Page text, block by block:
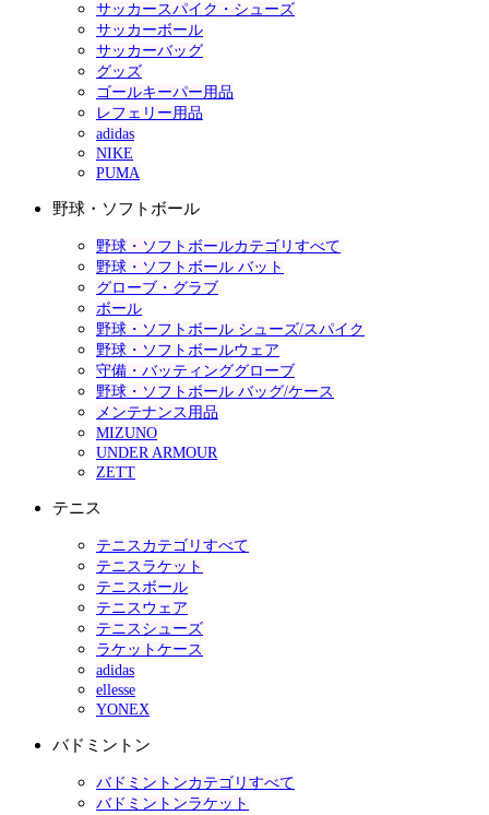
サッカースパイク・シューズ
サッカーボール
サッカーバッグ
グッズ
ゴールキーパー用品
レフェリー用品
adidas
NIKE
PUMA
野球・ソフトボール
野球・ソフトボールカテゴリすべて
野球・ソフトボール バット
グローブ・グラブ
ボール
野球・ソフトボール シューズ/スパイク
野球・ソフトボールウェア
守備・バッティンググローブ
野球・ソフトボール バッグ/ケース
メンテナンス用品
MIZUNO
UNDER ARMOUR
ZETT
テニス
テニスカテゴリすべて
テニスラケット
テニスボール
テニスウェア
テニスシューズ
ラケットケース
adidas
ellesse
YONEX
バドミントン
バドミントンカテゴリすべて
バドミントンラケット